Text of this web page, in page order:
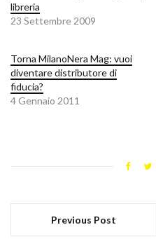
libreria
23 Settembre 2009
Torna MilanoNera Mag: vuoi
diventare distributore di
fiducia?
4 Gennaio 2011
Previous Post